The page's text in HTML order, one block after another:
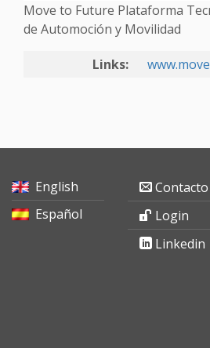
Move to Future Plataforma
de Automoción y Movilidad
Links:
English
Español
Contacto
Login
Linkedin